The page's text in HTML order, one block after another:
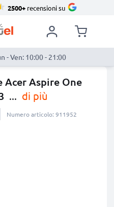
2500+recensioni su
- Ven: 10:00 - 21:00
Aspire One
... di più
Numero articolo: 911952